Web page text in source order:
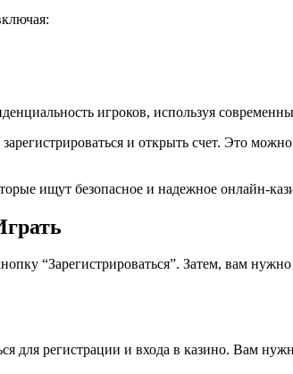
игроков, используя
и открыть счет. Это
ищут безопасное и надежное онлайн-
“Зарегистрироваться”. Затем, вам
для регистрации и входа в казино. Вам